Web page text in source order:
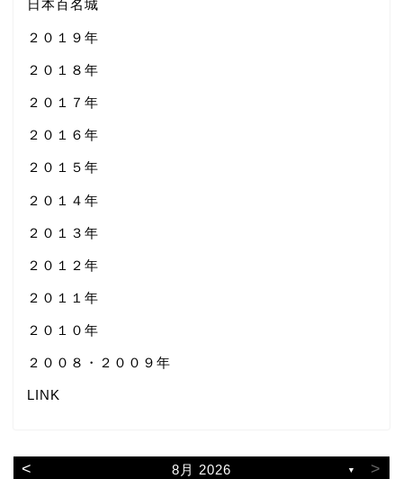
日本百名城
２０１９年
２０１８年
２０１７年
２０１６年
２０１５年
２０１４年
２０１３年
２０１２年
２０１１年
２０１０年
２００８・２００９年
LINK
< 8月 2026 ▼ >